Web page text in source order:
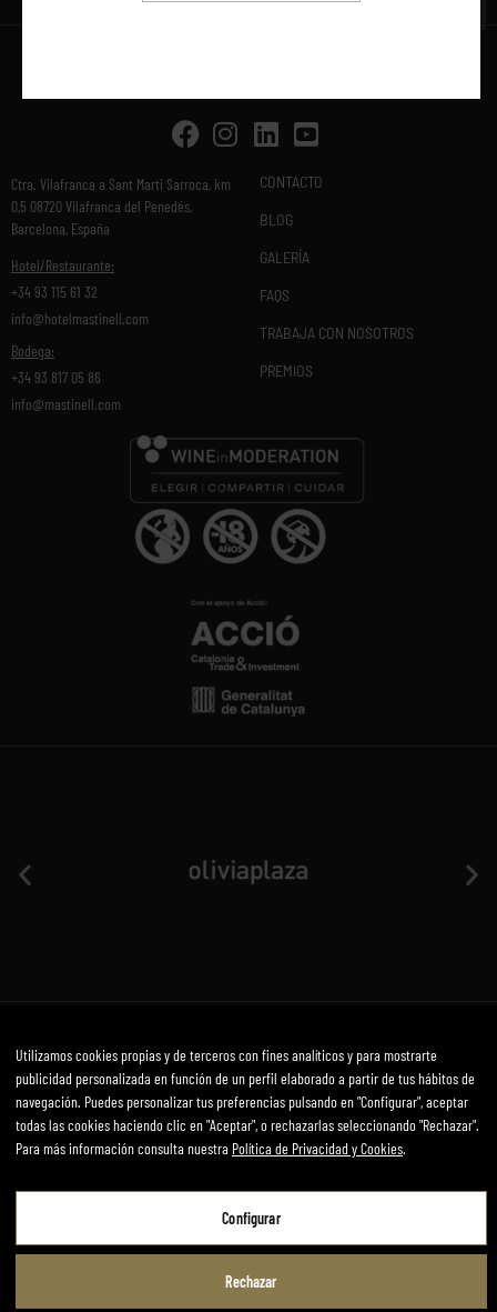
Ctra. Vilafranca a Sant Marti Sarroca, km
0,5 08720 Vilafranca del Penedés,
Barcelona, España
Hotel/Restaurante:
+34 93 115 61 32
info@hotelmastinell.com
Bodega:
+34 93 817 05 86
info@mastinell.com
CONTACTO
BLOG
GALERÍA
FAQS
TRABAJA CON NOSOTROS
PREMIOS
Aviso LegalPolítica de privacidad y cookiesTérminos y condiciones
Desarrollado por mirai
Utilizamos cookies propias y de terceros con fines analíticos y para mostrarte
publicidad personalizada en función de un perfil elaborado a partir de tus hábitos de
navegación. Puedes personalizar tus preferencias pulsando en "Configurar", aceptar
todas las cookies haciendo clic en "Aceptar", o rechazarlas seleccionando "Rechazar".
Para más información consulta nuestra Política de Privacidad y Cookies.
Configurar
Rechazar
Aviso Legal
Política de Privacidad y Cookies
Términos y Condiciones de Uso